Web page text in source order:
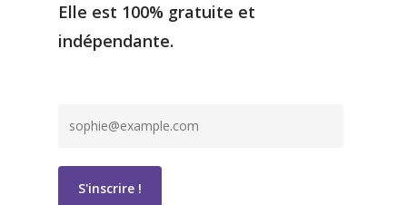
Elle est 100% gratuite et
indépendante.